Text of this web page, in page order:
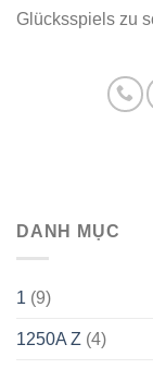
Glücksspiels zu
DANH MỤC
1 (9)
1250A Z (4)